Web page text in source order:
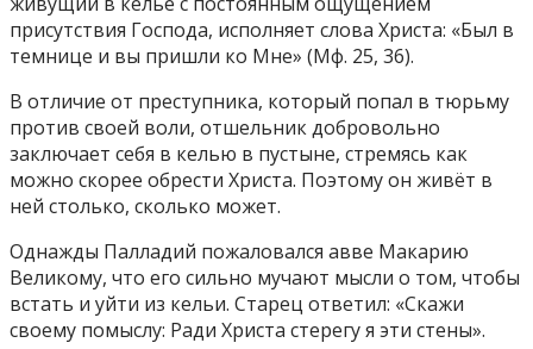
присутствия Господа, исполняет слова Христа: «Был в
темнице и вы пришли ко Мне» (Мф. 25, 36).
В отличие от преступника, который попал в тюрьму
против своей воли, отшельник добровольно
заключает себя в келью в пустыне, стремясь как
можно скорее обрести Христа. Поэтому он живёт в
ней столько, сколько может.
Однажды Палладий пожаловался авве Макарию
Великому, что его сильно мучают мысли о том, чтобы
встать и уйти из кельи. Старец ответил: «Скажи
своему помыслу: Ради Христа стерегу я эти стены».